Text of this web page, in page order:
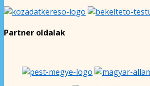
Partner oldalak